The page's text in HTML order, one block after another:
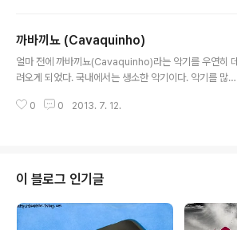
보인다.궁금하다. 궁금해-
까바끼뇨 (Cavaquinho)
얼마 전에 까바끼뇨(Cavaquinho)라는 악기를 우연히 데
려오게 되었다. 국내에서는 생소한 악기이다. 악기를 많이
우 저렴하게 내놓은 것을 냉큼 물어온 것이다. ※ 까바끼뇨
렐레는 콘서트 타입이다. 나일론 줄을 쓰는 것이 아닌, 쇠
줄을 사용한다는 점이 다르다. 튜닝은 4번 줄부터 D-G-B
-D 이다. (음? 어느 클럽을 연상하게 하는 튜닝이다. 근데
실제로 관련은 없....) 위의 링크 내용에도 나오지만, 일부
0 0 2013. 7. 12.
이 블로그 인기글